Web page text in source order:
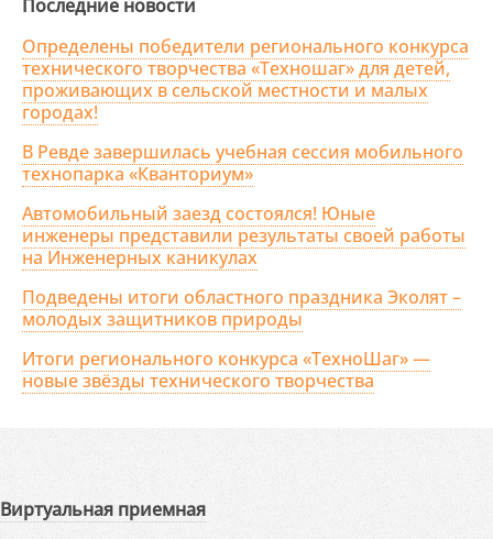
Последние новости
Определены победители регионального конкурса
технического творчества «Техношаг» для детей,
проживающих в сельской местности и малых
городах!
В Ревде завершилась учебная сессия мобильного
технопарка «Кванториум»
Автомобильный заезд состоялся! Юные
инженеры представили результаты своей работы
на Инженерных каникулах
Подведены итоги областного праздника Эколят –
молодых защитников природы
Итоги регионального конкурса «ТехноШаг» —
новые звёзды технического творчества
Виртуальная приемная